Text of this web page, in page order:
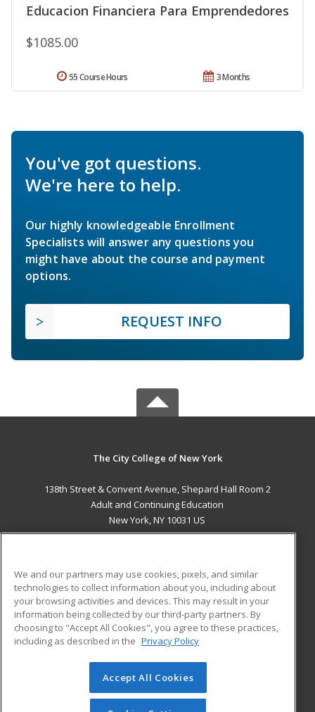
Educacion Financiera Para Emprendedores
$1085.00
3 Months
55 Course Hours
You've got questions.
We're here to help.
Our highly knowledgeable Enrollment
Specialists will answer any questions you
might have about the course and payment
options.
REQUEST INFO
The City College of New York
138th Street & Convent Avenue, Shepard Hall Room 2
Adult and Continuing Education
New York, NY 10031 US
ADDITIONAL RESOURCES
Military
Financial Assistance
Help
Student Blog
© 2026 ed2go, a division of Cengage Learning. All rights
reserved. The material on this site cannot be reproduced or
We and our partners may use cookies, pixels, and similar
technologies to collect information about you, including about
your browsing activities and devices. This may result in your
information being collected by our third-party partners. By
choosing to "Accept All Cookies", you agree to these practices,
including as described in the Privacy Policy
Accept All Cookies